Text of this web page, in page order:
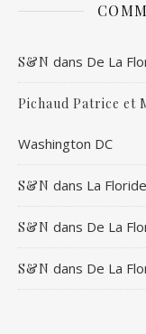
S&N dans De La
Pichaud Patrice et
Washington DC
S&N dans La
S&N dans De La
S&N dans De La